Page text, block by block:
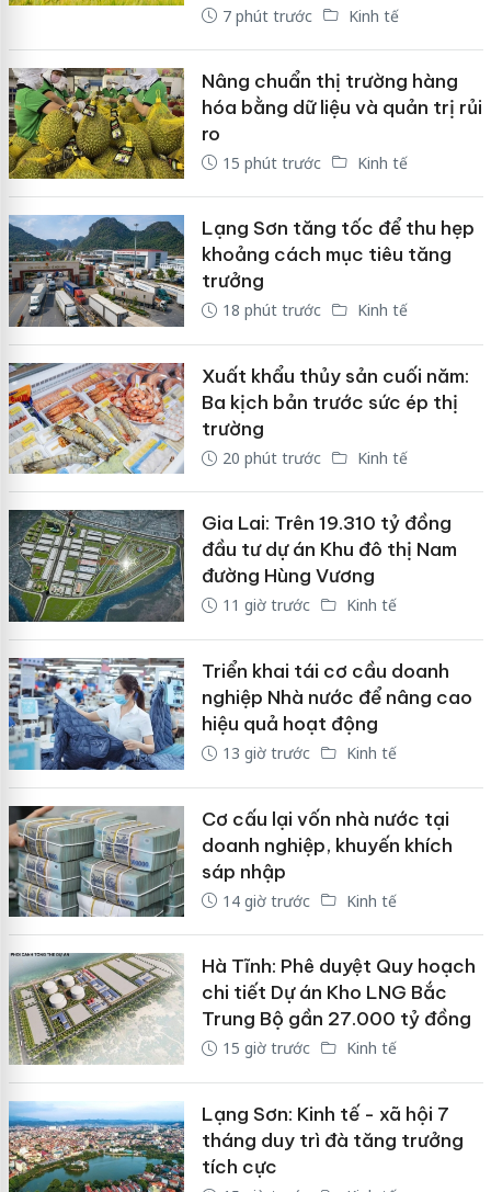
7 phút trước Kinh tế
Nâng chuẩn thị trường hàng
hóa bằng dữ liệu và quản trị rủi
ro
15 phút trước Kinh tế
Lạng Sơn tăng tốc để thu hẹp
khoảng cách mục tiêu tăng
trưởng
18 phút trước Kinh tế
Xuất khẩu thủy sản cuối năm:
Ba kịch bản trước sức ép thị
trường
20 phút trước Kinh tế
Gia Lai: Trên 19.310 tỷ đồng
đầu tư dự án Khu đô thị Nam
đường Hùng Vương
11 giờ trước Kinh tế
Triển khai tái cơ cầu doanh
nghiệp Nhà nước để nâng cao
hiệu quả hoạt động
13 giờ trước Kinh tế
Cơ cấu lại vốn nhà nước tại
doanh nghiệp, khuyến khích
sáp nhập
14 giờ trước Kinh tế
Hà Tĩnh: Phê duyệt Quy hoạch
chi tiết Dự án Kho LNG Bắc
Trung Bộ gần 27.000 tỷ đồng
15 giờ trước Kinh tế
Lạng Sơn: Kinh tế - xã hội 7
tháng duy trì đà tăng trưởng
tích cực